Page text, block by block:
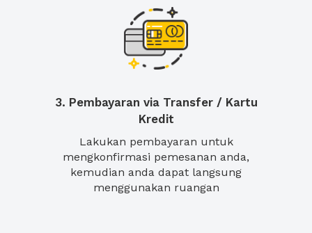
3. Pembayaran via Transfer / Kartu
Kredit
Lakukan pembayaran untuk
mengkonfirmasi pemesanan anda,
kemudian anda dapat langsung
menggunakan ruangan